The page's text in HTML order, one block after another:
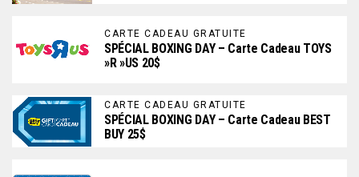
CARTE CADEAU GRATUITE
SPÉCIAL BOXING DAY – Carte Cadeau TOYS
»R »US 20$
CARTE CADEAU GRATUITE
SPÉCIAL BOXING DAY – Carte Cadeau BEST
BUY 25$